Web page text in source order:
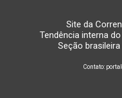
Site da
Tendência interna
Seção
Contato: